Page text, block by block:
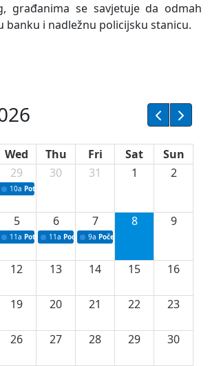
građanima se savjetuje da odmah
banku i nadležnu policijsku stanicu.
Wed Thu Fri Sat
Sun
29
10a Potpisivanje ugovora sa neprofitnim
30 31 1 2
5
11a Potpisivanje ugovora o stipendijama za
6
11a Podrška razvoju vodne infrastrukture u
7
9a Početak izgradnje nove
8 9
12 13 14 15 16
19 20 21 22 23
26 27 28 29 30